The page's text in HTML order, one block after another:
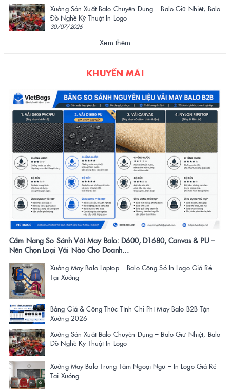
Xưởng Sản Xuất Balo Chuyên Dụng – Balo Giữ Nhiệt, Balo
Đồ Nghề Kỹ Thuật In Logo
30/07/2026
Xem thêm
KHUYẾN MÃI
Cẩm Nang So Sánh Vải May Balo: D600, D1680, Canvas & PU –
Nên Chọn Loại Vải Nào Cho Doanh...
Xưởng May Balo Laptop – Balo Công Sở In Logo Giá Rẻ
Tại Xưởng
Bảng Giá & Công Thức Tính Chi Phí May Balo B2B Tận
Xưởng 2026
Xưởng Sản Xuất Balo Chuyên Dụng – Balo Giữ Nhiệt, Balo
Đồ Nghề Kỹ Thuật In Logo
Xưởng May Balo Trung Tâm Ngoại Ngữ – In Logo Giá Rẻ
Tại Xưởng